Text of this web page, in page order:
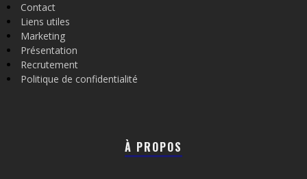
Contact
Liens utiles
Marketing
Présentation
Recrutement
Politique de confidentialité
À PROPOS